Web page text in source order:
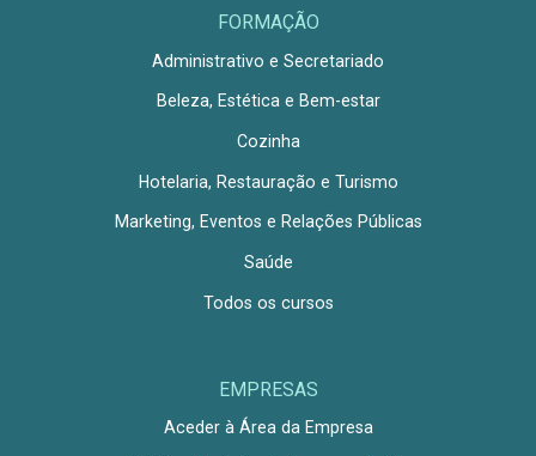
FORMAÇÃO
Administrativo e Secretariado
Beleza, Estética e Bem-estar
Cozinha
Hotelaria, Restauração e Turismo
Marketing, Eventos e Relações Públicas
Saúde
Todos os cursos
EMPRESAS
Aceder à Área da Empresa